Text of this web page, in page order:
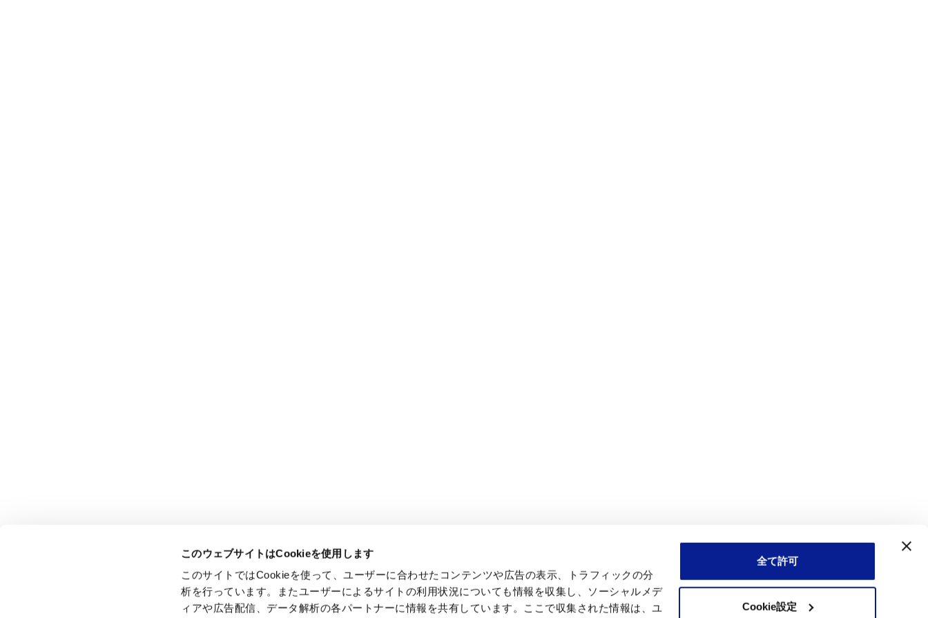
このウェブサイトはCookieを使用します
このサイトではCookieを使って、ユーザーに合わせたコンテンツや広告の表示、トラフィックの分
析を行っています。またユーザーによるサイトの利用状況についても情報を収集し、ソーシャルメデ
ィアや広告配信、データ解析の各パートナーに情報を共有しています。ここで収集された情報は、ユ
全て許可
Cookie設定